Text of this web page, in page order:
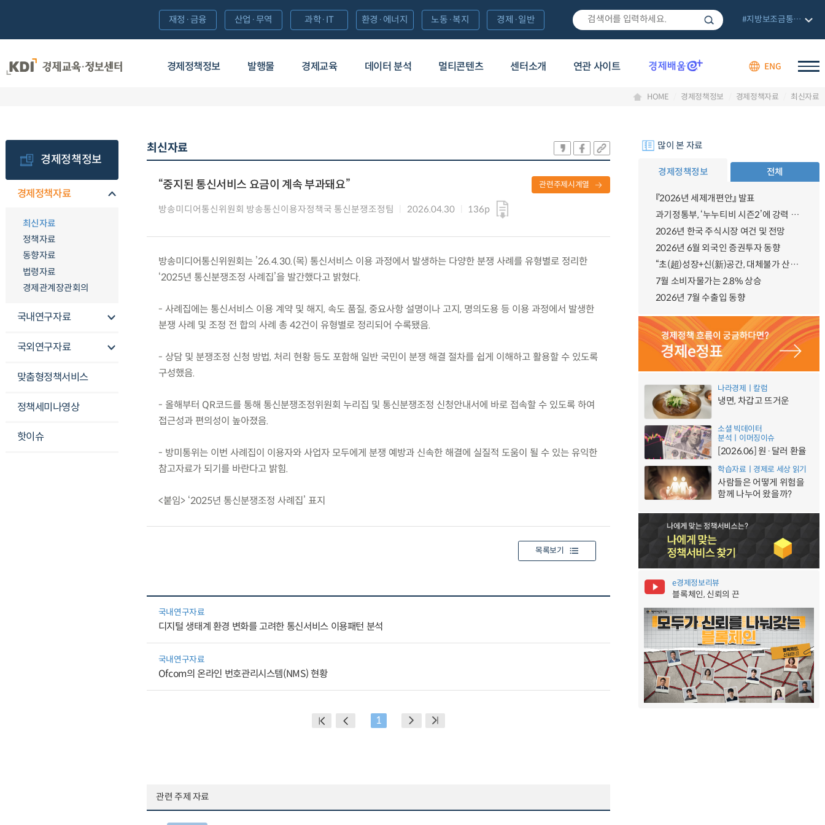
경제정책정보 발행물 경제교육 데이터 분석 멀티콘텐츠 센터소개 연관 사이트 ENG
재정·금융 산업·무역 과학·IT 환경·에너지 노동·복지 경제·일반 #지방보조금통합관리망
HOME 경제정책정보 경제정책자료 최신자료
경제정책정보
경제정책자료
최신자료
정책자료
동향자료
법령자료
경제관계장관회의
국내연구자료
국외연구자료
맞춤형정책서비스
정책세미나영상
핫이슈
최신자료
“중지된 통신서비스 요금이 계속 부과돼요”
방송미디어통신위원회 방송통신이용자정책국 통신분쟁조정팀 2026.04.30 136p
관련주제시계열
방송미디어통신위원회는 ’26.4.30.(목) 통신서비스 이용 과정에서 발생하는 다양한 분쟁 사례를 유형별로 정리한
‘2025년 통신분쟁조정 사례집’을 발간했다고 밝혔다.
- 사례집에는 통신서비스 이용 계약 및 해지, 속도 품질, 중요사항 설명이나 고지, 명의도용 등 이용 과정에서 발생한
분쟁 사례 및 조정 전 합의 사례 총 42건이 유형별로 정리되어 수록됐음.
- 상담 및 분쟁조정 신청 방법, 처리 현황 등도 포함해 일반 국민이 분쟁 해결 절차를 쉽게 이해하고 활용할 수 있도록
구성했음.
- 올해부터 QR코드를 통해 통신분쟁조정위원회 누리집 및 통신분쟁조정 신청안내서에 바로 접속할 수 있도록 하여
접근성과 편의성이 높아졌음.
- 방미통위는 이번 사례집이 이용자와 사업자 모두에게 분쟁 예방과 신속한 해결에 실질적 도움이 될 수 있는 유익한
참고자료가 되기를 바란다고 밝힘.
<붙임> ‘2025년 통신분쟁조정 사례집’ 표지
목록보기
국내연구자료
디지털 생태계 환경 변화를 고려한 통신서비스 이용패턴 분석
국내연구자료
Ofcom의 온라인 번호관리시스템(NMS) 현황
1
관련 주제 자료
많이 본 자료
경제정책정보 전체
『2026년 세제개편안』 발표
과기정통부, ‘누누티비 시즌2’에 강력 대응 의지 밝혀
2026년 한국 주식시장 여건 및 전망
2026년 6월 외국인 증권투자 동향
“초(超)성장+신(新)공간, 대체불가 산업강국”
7월 소비자물가는 2.8% 상승
2026년 7월 수출입 동향
나라경제ㅣ칼럼
냉면, 차갑고 뜨거운
소셜 빅데이터
분석ㅣ이머징이슈
[2026.06] 원·달러 환율
학습자료ㅣ경제로 세상 읽기
사람들은 어떻게 위험을
함께 나누어 왔을까?
e경제정보리뷰
블록체인, 신뢰의 끈